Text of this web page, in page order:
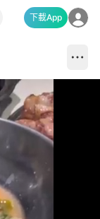
下載App